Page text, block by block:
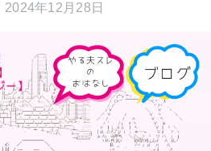
2024年12月28日